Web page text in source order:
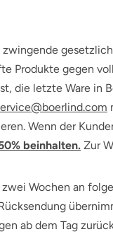
Produkte gegen
die letzte Ware in
Wenn der
beinhalten. Zur
Wochen an
ab dem Tag